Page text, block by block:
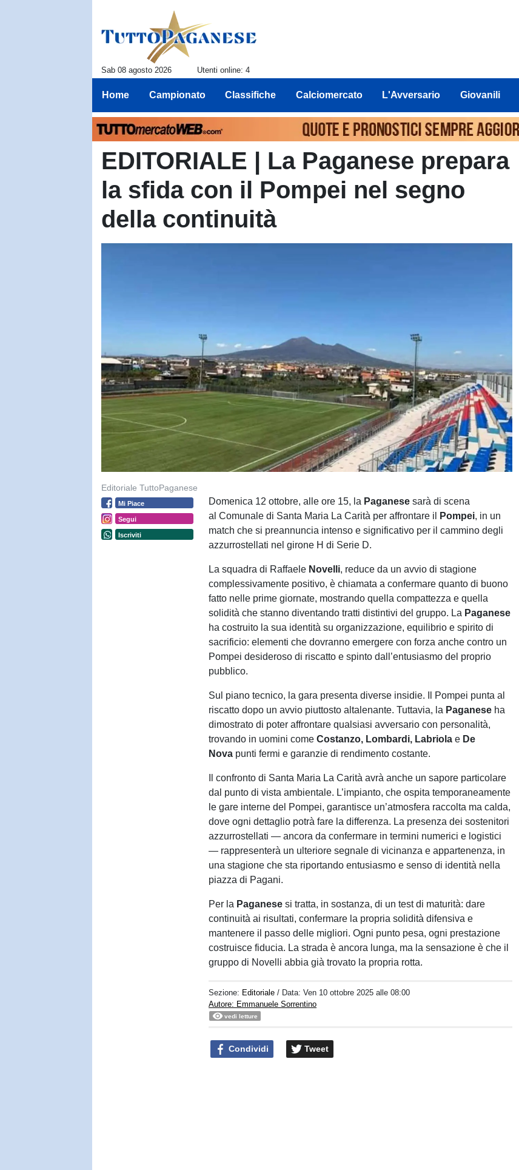
Sab 08 agosto 2026 Utenti online: 4
Home Campionato Classifiche Calciomercato L'Avversario Giovanili
EDITORIALE | La Paganese prepara
la sfida con il Pompei nel segno
della continuità
Editoriale TuttoPaganese
Mi Piace
Segui
Iscriviti
Domenica 12 ottobre, alle ore 15, la Paganese sarà di scena
al Comunale di Santa Maria La Carità per affrontare il
Pompei, in un
match che si preannuncia intenso e significativo per il cammino degli
azzurrostellati nel girone H di Serie D.
La squadra di Raffaele Novelli, reduce da un avvio di stagione
complessivamente positivo, è chiamata a confermare quanto di buono
fatto nelle prime giornate, mostrando quella compattezza e quella
solidità che stanno diventando tratti distintivi del gruppo. La Paganese
ha costruito la sua identità su organizzazione, equilibrio e spirito di
sacrificio: elementi che dovranno emergere con forza anche contro un
Pompei desideroso di riscatto e spinto dall’entusiasmo del proprio
pubblico.
Sul piano tecnico, la gara presenta diverse insidie. Il Pompei punta al
riscatto dopo un avvio piuttosto altalenante. Tuttavia, la Paganese ha
dimostrato di poter affrontare qualsiasi avversario con personalità,
trovando in uomini comeCostanzo, Lombardi, Labriola e De
Nova punti fermi e garanzie di rendimento costante.
Il confronto di Santa Maria La Carità avrà anche un sapore particolare
dal punto di vista ambientale. L’impianto, che ospita temporaneamente
le gare interne del Pompei, garantisce un’atmosfera raccolta ma calda,
dove ogni dettaglio potrà fare la differenza. La presenza dei sostenitori
azzurrostellati — ancora da confermare in termini numerici e logistici
— rappresenterà un ulteriore segnale di vicinanza e appartenenza, in
una stagione che sta riportando entusiasmo e senso di identità nella
piazza di Pagani.
Per la Paganese si tratta, in sostanza, di un test di maturità: dare
continuità ai risultati, confermare la propria solidità difensiva e
mantenere il passo delle migliori. Ogni punto pesa, ogni prestazione
costruisce fiducia. La strada è ancora lunga, ma la sensazione è che il
gruppo di Novelli abbia già trovato la propria rotta.
Sezione: Editoriale / Data:Ven 10 ottobre 2025 alle 08:00
Autore: Emmanuele Sorrentino
vedi letture
Condividi Tweet